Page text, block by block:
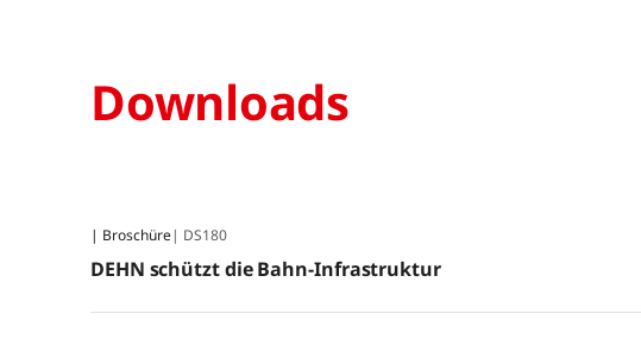
Downloads
| Broschüre| DS180
DEHN schützt die Bahn-Infrastruktur